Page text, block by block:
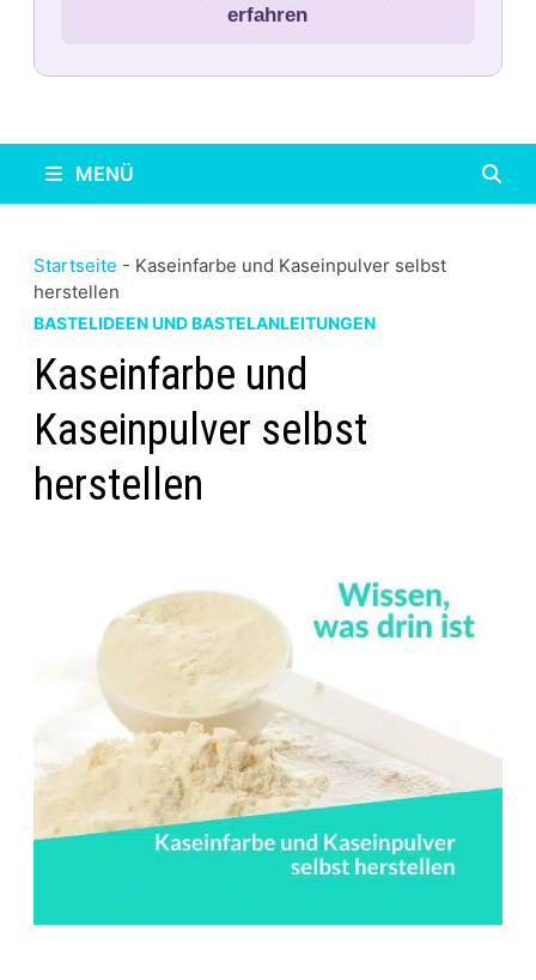
erfahren
MENÜ
Startseite - Kaseinfarbe und Kaseinpulver selbst
herstellen
BASTELIDEEN UND BASTELANLEITUNGEN
Kaseinfarbe und
Kaseinpulver selbst
herstellen